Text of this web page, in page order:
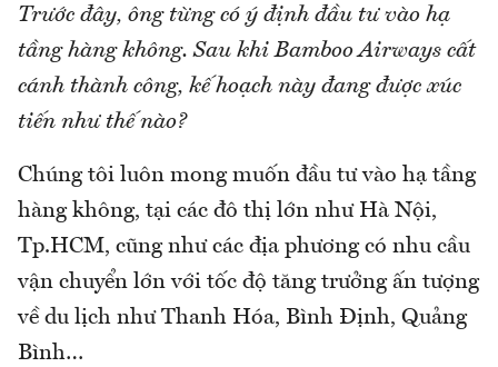
Trước đây, ông từng có ý định đầu tư vào hạ
tầng hàng không. Sau khi Bamboo Airways cất
cánh thành công, kế hoạch này đang được xúc
tiến như thế nào?
Chúng tôi luôn mong muốn đầu tư vào hạ tầng
hàng không, tại các đô thị lớn như Hà Nội,
Tp.HCM, cũng như các địa phương có nhu cầu
vận chuyển lớn với tốc độ tăng trưởng ấn tượng
về du lịch như Thanh Hóa, Bình Định, Quảng
Bình…